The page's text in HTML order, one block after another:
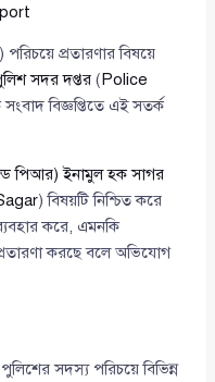
) পরিচয়ে প্রতারণার বিষয়ে
সদর দপ্তর (Police
বিজ্ঞপ্তিতে এই সতর্ক
পিআর) ইনামুল হক সাগর
) বিষয়টি নিশ্চিত করে
করে, এমনকি
করছে বলে অভিযোগ
সদস্য পরিচয়ে বিভিন্ন